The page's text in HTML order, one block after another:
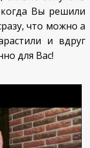
когда Вы решили
что можно а
и вдруг
для Вас!